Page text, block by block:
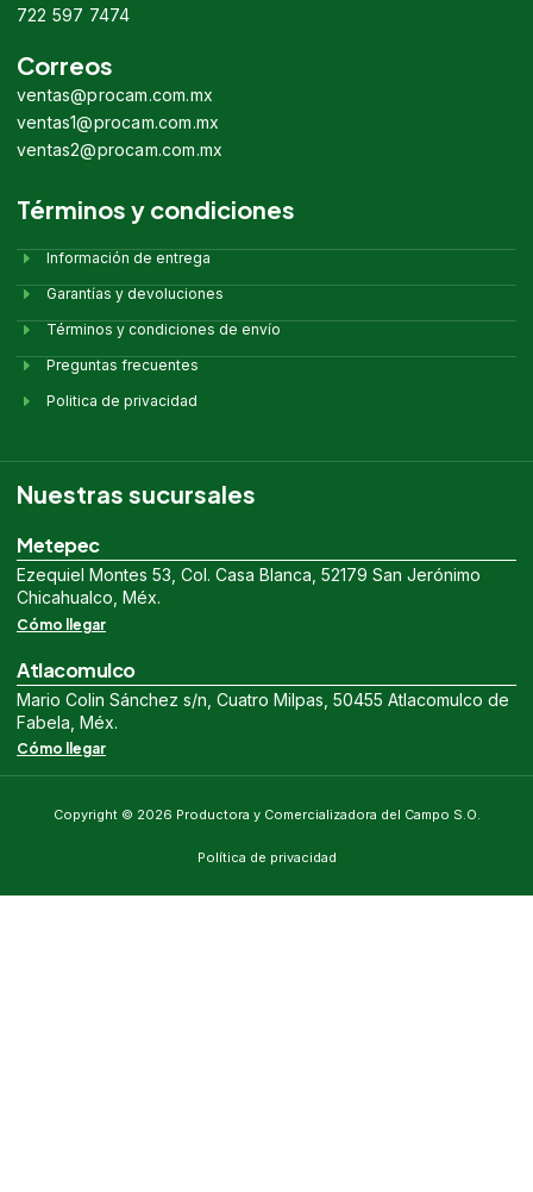
722 597 7474
Correos
ventas@procam.com.mx
ventas1@procam.com.mx
ventas2@procam.com.mx
Términos y condiciones
Información de entrega
Garantías y devoluciones
Términos y condiciones de envío
Preguntas frecuentes
Politica de privacidad
Nuestras sucursales
Metepec
Ezequiel Montes 53, Col. Casa Blanca, 52179 San Jerónimo
Chicahualco, Méx.
Cómo llegar
Atlacomulco
Mario Colin Sánchez s/n, Cuatro Milpas, 50455 Atlacomulco de
Fabela, Méx.
Cómo llegar
Copyright © 2026 Productora y Comercializadora del Campo S.O.
Política de privacidad